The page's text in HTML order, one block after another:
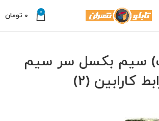
0
0 تومان
سیم بکسل سر سیم
کارابین (2)